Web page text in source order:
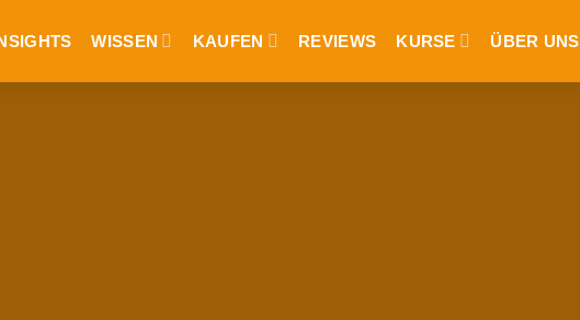
WISSEN KAUFEN REVIEWS KURSE ÜBER UNS